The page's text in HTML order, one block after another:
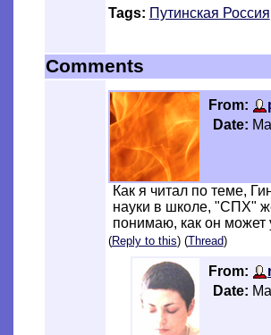
Tags: Путинская Россия
Comments
From:
Date:
Как я читал по теме,
науки в школе, "СПХ"
понимаю, как он может
(Reply to this) (Thread)
From:
Date: